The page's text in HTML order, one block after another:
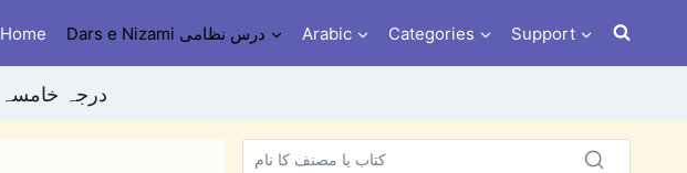
Home Dars e Nizami درس نظامی Arabic Categories Support
Al Khamesa (5th Year) درجہ خامسہ